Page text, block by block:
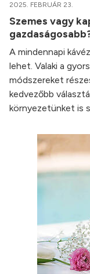
2025. FEBRUÁR 23.
Szemes vagy
A mindennapi
lehet. Valaki a
módszereket
kedvezőbb
környezetünket is